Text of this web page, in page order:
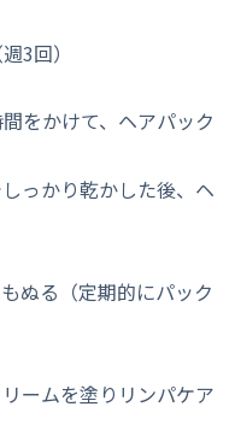
3回）
をかけて、ヘアパック
っかり乾かした後、ヘ
ぬる（定期的にパック
ームを塗りリンパケア